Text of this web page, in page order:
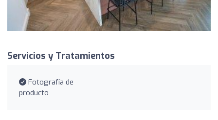
Servicios y Tratamientos
Fotografía de
producto